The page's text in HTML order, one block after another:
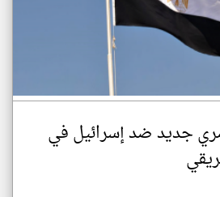
جديد ضد إسرائيل في